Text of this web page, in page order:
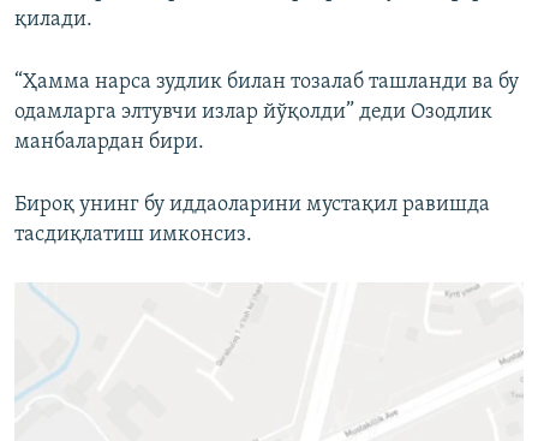
қилади.
“Ҳамма нарса зудлик билан тозалаб ташланди ва бу
одамларга элтувчи излар йўқолди” деди Озодлик
манбалардан бири.
Бироқ унинг бу иддаоларини мустақил равишда
тасдиқлатиш имконсиз.